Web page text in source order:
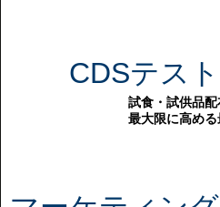
CDSテス
試食・試供品
最大限に高め